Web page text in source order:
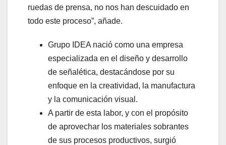
ruedas de prensa, no nos han descuidado en
todo este proceso”, añade.
Grupo IDEA nació como una empresa
especializada en el diseño y desarrollo
de señalética, destacándose por su
enfoque en la creatividad, la manufactura
y la comunicación visual.
A partir de esta labor, y con el propósito
de aprovechar los materiales sobrantes
de sus procesos productivos, surgió